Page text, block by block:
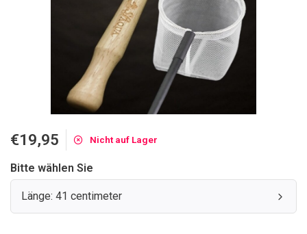
€19,95 Nicht auf Lager
Bitte wählen Sie
Länge: 41 centimeter